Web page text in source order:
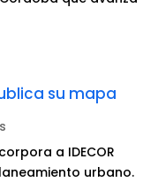
su mapa
a IDECOR
urbano.